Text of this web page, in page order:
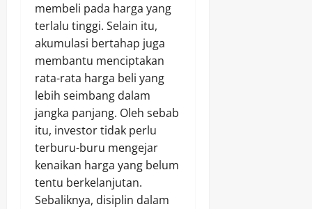
membeli pada harga yang
terlalu tinggi. Selain itu,
akumulasi bertahap juga
membantu menciptakan
rata-rata harga beli yang
lebih seimbang dalam
jangka panjang. Oleh sebab
itu, investor tidak perlu
terburu-buru mengejar
kenaikan harga yang belum
tentu berkelanjutan.
Sebaliknya, disiplin dalam